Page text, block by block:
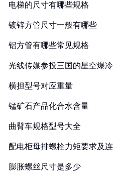
电梯的尺寸有哪些规格
镀锌方管尺寸一般有哪些
铝方管有哪些常见规格
光线传媒参投三国的星空爆冷
横担型号对应重量
锰矿石产品化合水含量
曲臂车规格型号大全
配电柜母排螺栓力矩要求及
膨胀螺丝尺寸是多少